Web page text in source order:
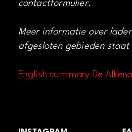
contactformulier.
Meer informatie over
afgesloten gebieden staat
English summary De